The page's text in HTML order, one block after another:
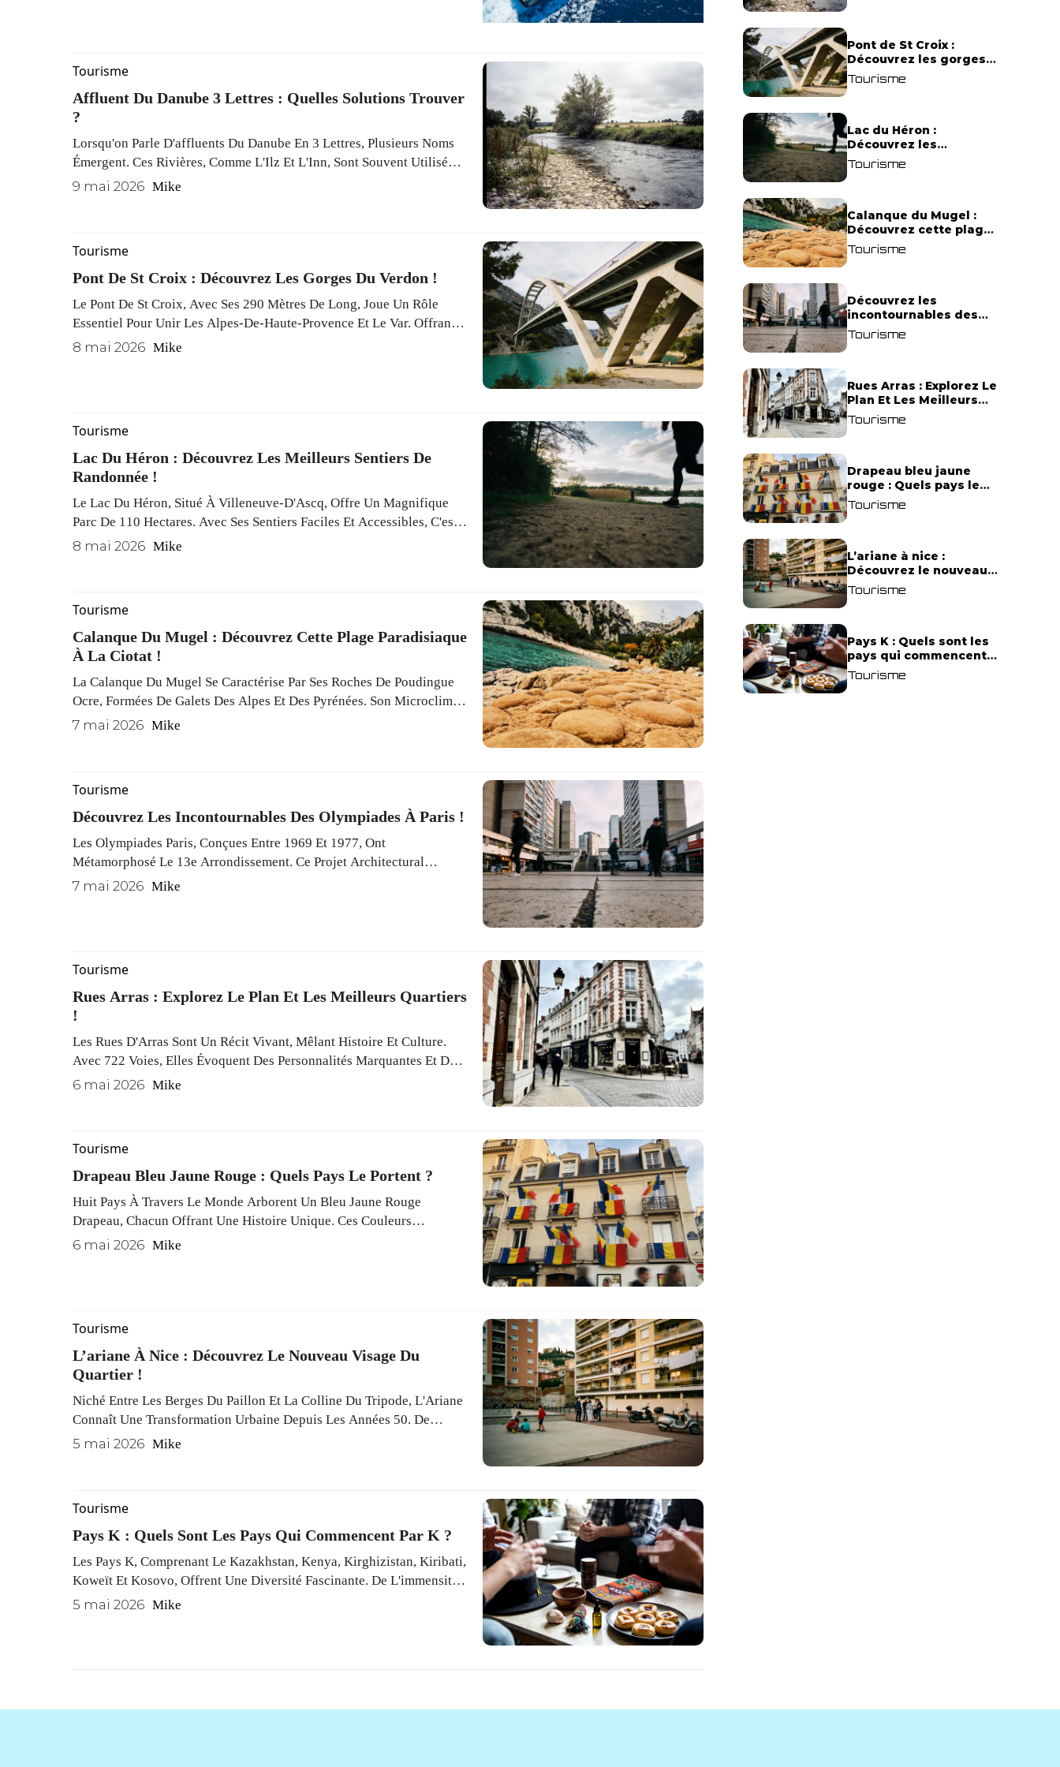
Tourisme
Affluent Du Danube 3 Lettres : Quelles Solutions Trouver
?
Lorsqu'on Parle D'affluents Du Danube En 3 Lettres, Plusieurs Noms
Émergent. Ces Rivières, Comme L'Ilz Et L'Inn, Sont Souvent Utilisées
Dans Les Mots Croisés Et Révèlent La Richesse Géographique Du
9 mai 2026 Mike
Tourisme
Pont De St Croix : Découvrez Les Gorges Du Verdon !
Le Pont De St Croix, Avec Ses 290 Mètres De Long, Joue Un Rôle
Essentiel Pour Unir Les Alpes-De-Haute-Provence Et Le Var. Offrant
Un Panorama Impressionnant Sur Le Verdon Et Des Activités
8 mai 2026 Mike
Tourisme
Lac Du Héron : Découvrez Les Meilleurs Sentiers De
Randonnée !
Le Lac Du Héron, Situé À Villeneuve-D'Ascq, Offre Un Magnifique
Parc De 110 Hectares. Avec Ses Sentiers Faciles Et Accessibles, C'est
Un Lieu Idéal Pour Explorer La Nature, À Deux Pas De La Ville.
8 mai 2026 Mike
Tourisme
Calanque Du Mugel : Découvrez Cette Plage Paradisiaque
À La Ciotat !
La Calanque Du Mugel Se Caractérise Par Ses Roches De Poudingue
Ocre, Formées De Galets Des Alpes Et Des Pyrénées. Son Microclimat
Favorise Une Flore Variée, Avec Des Plantes Méditerranéennes Et
7 mai 2026 Mike
Tourisme
Découvrez Les Incontournables Des Olympiades À Paris !
Les Olympiades Paris, Conçues Entre 1969 Et 1977, Ont
Métamorphosé Le 13e Arrondissement. Ce Projet Architectural
Regroupant Logements, Commerces Et Espaces De Loisirs Offre Une
7 mai 2026 Mike
Tourisme
Rues Arras : Explorez Le Plan Et Les Meilleurs Quartiers
!
Les Rues D'Arras Sont Un Récit Vivant, Mêlant Histoire Et Culture.
Avec 722 Voies, Elles Évoquent Des Personnalités Marquantes Et Des
Événements Historiques, Tout En Offrant Aux Visiteurs Une
6 mai 2026 Mike
Tourisme
Drapeau Bleu Jaune Rouge : Quels Pays Le Portent ?
Huit Pays À Travers Le Monde Arborent Un Bleu Jaune Rouge
Drapeau, Chacun Offrant Une Histoire Unique. Ces Couleurs
Évoquent Des Valeurs Profondes Telles Que La Liberté, La Prospérité
6 mai 2026 Mike
Tourisme
L’ariane À Nice : Découvrez Le Nouveau Visage Du
Quartier !
Niché Entre Les Berges Du Paillon Et La Colline Du Tripode, L'Ariane
Connaît Une Transformation Urbaine Depuis Les Années 50. De
Hameau Rural, Il Est Devenu Un Quartier Dense, Riche En Diversité
5 mai 2026 Mike
Tourisme
Pays K : Quels Sont Les Pays Qui Commencent Par K ?
Les Pays K, Comprenant Le Kazakhstan, Kenya, Kirghizistan, Kiribati,
Koweït Et Kosovo, Offrent Une Diversité Fascinante. De L'immensité
Du Kazakhstan Aux Périls De Kiribati, Chaque Nation Présente Mille
5 mai 2026 Mike
Pont de St Croix :
Découvrez les gorges
du Verdon !
Tourisme
Lac du Héron :
Découvrez les
meilleurs sentiers de
Tourisme
Calanque du Mugel :
Découvrez cette plage
paradisiaque à La
Tourisme
Découvrez les
incontournables des
Olympiades à Paris !
Tourisme
Rues Arras : Explorez Le
Plan Et Les Meilleurs
Quartiers !
Tourisme
Drapeau bleu jaune
rouge : Quels pays le
portent ?
Tourisme
L’ariane à nice :
Découvrez le nouveau
visage du quartier !
Tourisme
Pays K : Quels sont les
pays qui commencent
par K ?
Tourisme